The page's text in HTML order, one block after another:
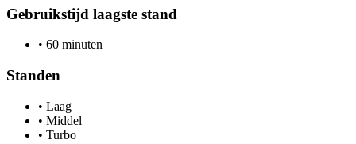
Gebruikstijd laagste stand
• 60 minuten
Standen
• Laag
• Middel
• Turbo